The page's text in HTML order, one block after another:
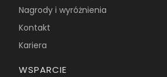
Nagrody i wyróżnienia
Kontakt
Kariera
WSPARCIE